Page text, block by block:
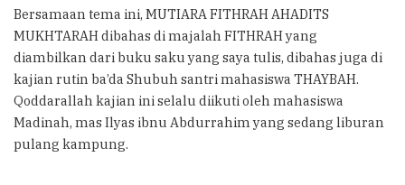
Bersamaan tema ini, MUTIARA FITHRAH AHADITS
MUKHTARAH dibahas di majalah FITHRAH yang
diambilkan dari buku saku yang saya tulis, dibahas juga di
kajian rutin ba’da Shubuh santri mahasiswa THAYBAH.
Qoddarallah kajian ini selalu diikuti oleh mahasiswa
Madinah, mas Ilyas ibnu Abdurrahim yang sedang liburan
pulang kampung.